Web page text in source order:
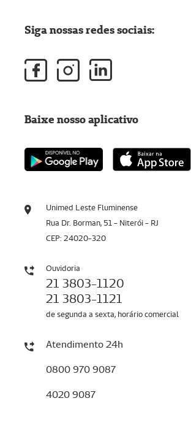
Unimed Leste Fluminense
Rua Dr. Borman, 51 - Niterói - RJ
CEP: 24020-320
Ouvidoria
21 3803-1120
21 3803-1121
de segunda a sexta, horário comercial
Atendimento 24h
0800 970 9087
4020 9087
Siga nossas redes sociais:
Baixe nosso aplicativo